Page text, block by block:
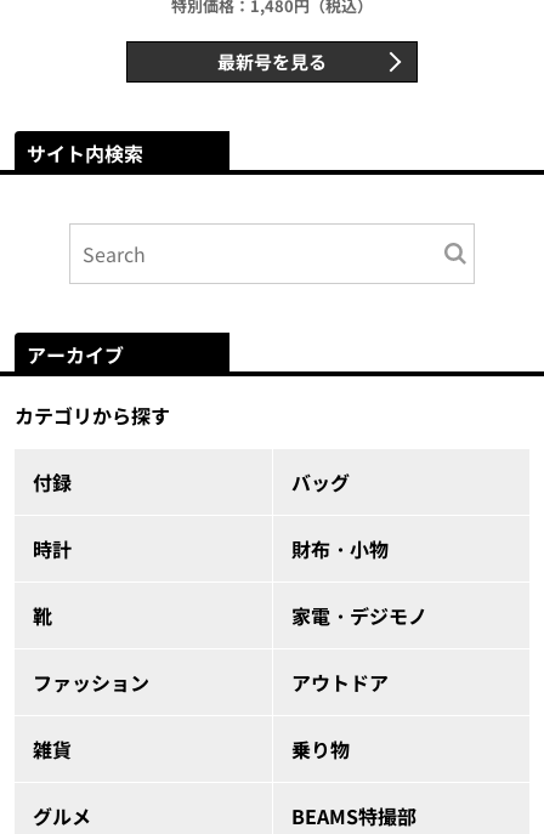
特別価格：1,480円（税込）
最新号を見る
サイト内検索
アーカイブ
カテゴリから探す
付録 バッグ
時計 財布・小物
靴 家電・デジモノ
ファッション アウトドア
雑貨 乗り物
グルメ BEAMS特撮部